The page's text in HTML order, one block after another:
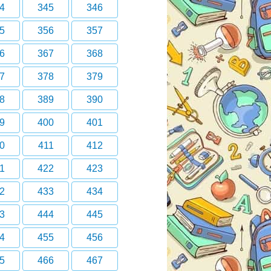
345 346
356 357
367 368
378 379
389 390
400 401
411 412
422 423
433 434
444 445
455 456
466 467